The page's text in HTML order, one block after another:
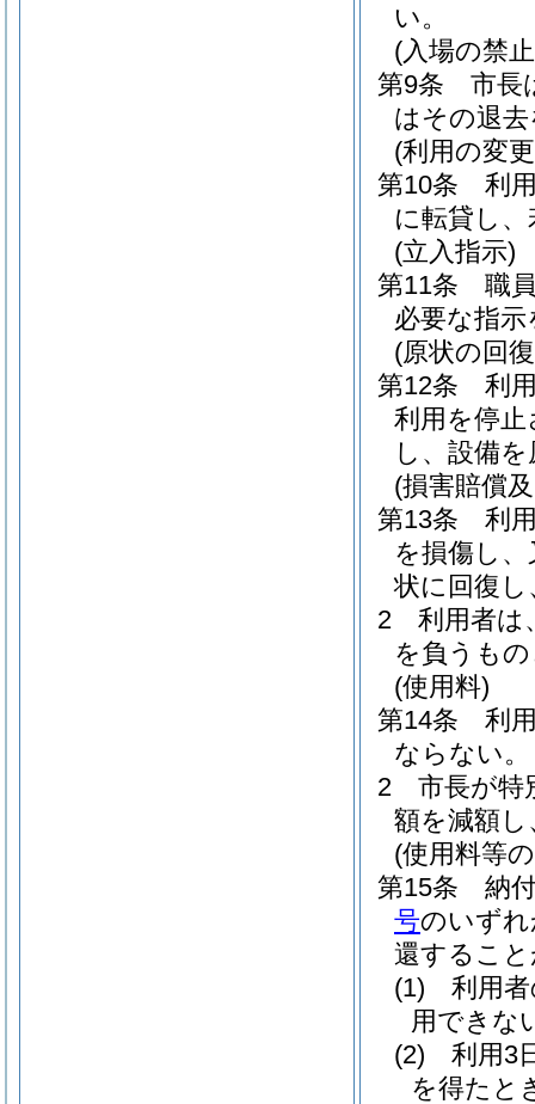
い。
(入場の禁
第9条
市長
はその退
(利用の変
第10条
利
に転貸し
(立入指示)
第11条
職
必要な指
(原状の回
第12条
利
利用を停
し、設備
(損害賠償
第13条
利
を損傷し
状に回復
2
利用者は
を負うも
(使用料)
第14条
利
ならない。
2
市長が特
額を減額
(使用料等
第15条
納
号のいず
還するこ
(1)
利用
用できな
(2)
利用3
を得たと